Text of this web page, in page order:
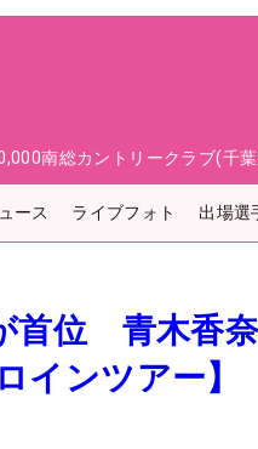
南総カントリークラブ(千
ース ライブフォト 出場選
首位 青木香
インツアー】